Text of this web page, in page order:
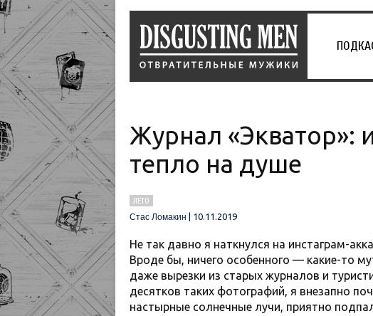
Журнал «Экватор»:
тепло на душе
ЛЕТО
Стас Ломакин
10.11.2019
Не так давно я наткнулся на инстаграм-
Вроде бы, ничего особенного — какие-то
даже вырезки из старых журналов и
десятков таких фотографий, я внезапно
настырные солнечные лучи, приятно